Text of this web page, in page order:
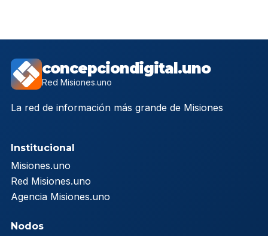
concepciondigital.uno
Red Misiones.uno
La red de información más grande de Misiones
Institucional
Misiones.uno
Red Misiones.uno
Agencia Misiones.uno
Nodos